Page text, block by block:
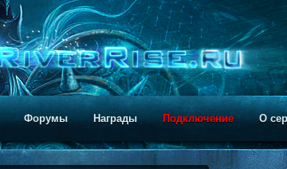
Форумы Награды Подключение О